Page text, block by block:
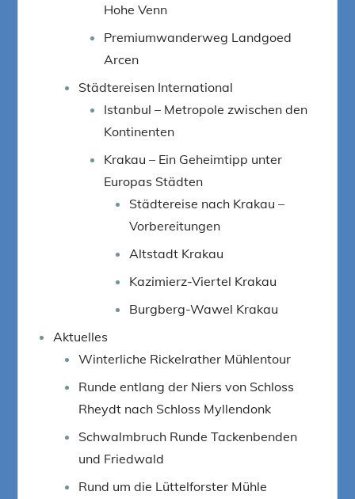
Hohe Venn
Premiumwanderweg Landgoed
Arcen
Städtereisen International
Istanbul – Metropole zwischen den
Kontinenten
Krakau – Ein Geheimtipp unter
Europas Städten
Städtereise nach Krakau –
Vorbereitungen
Altstadt Krakau
Kazimierz-Viertel Krakau
Burgberg-Wawel Krakau
Aktuelles
Winterliche Rickelrather Mühlentour
Runde entlang der Niers von Schloss
Rheydt nach Schloss Myllendonk
Schwalmbruch Runde Tackenbenden
und Friedwald
Rund um die Lüttelforster Mühle